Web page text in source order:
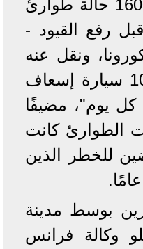
شنجهاي كان يشهد 1600 حالة طوارئ
رفع القيود -
ونقل عنه
قوله إن "أكثر من 100 سيارة إسعاف
يوم"، مضيفًا
الطوارئ كانت
للخطر الذين
بوسط مدينة
وكالة فرانس